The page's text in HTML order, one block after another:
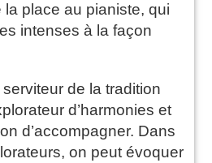
la place au pianiste, qui
intenses à la façon
de la tradition
d’harmonies et
d’accompagner. Dans
on peut évoquer